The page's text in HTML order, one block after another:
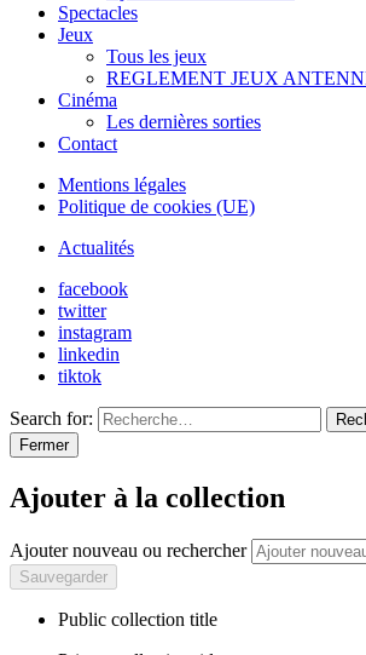
Spectacles
Jeux
Tous les jeux
REGLEMENT JEUX
Cinéma
Les dernières sorties
Contact
Mentions légales
Politique de cookies (UE)
Actualités
facebook
twitter
instagram
linkedin
tiktok
Search for:
Fermer
Ajouter à la collection
Ajouter nouveau ou rechercher
Public collection title